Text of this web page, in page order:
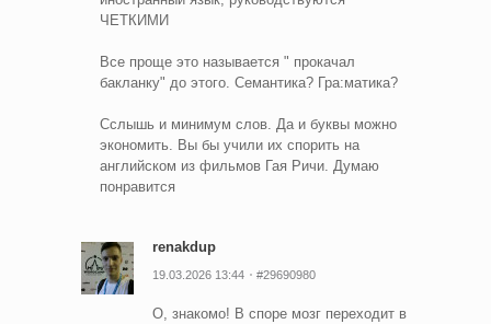
ЧЕТКИМИ
Все проще это называется " прокачал
бакланку" до этого. Семантика? Гра:матика?
Сслышь и минимум слов. Да и буквы можно
экономить. Вы бы учили их спорить на
английском из фильмов Гая Ричи. Думаю
понравится
renakdup
19.03.2026 13:44 #29690980
О, знакомо! В споре мозг переходит в